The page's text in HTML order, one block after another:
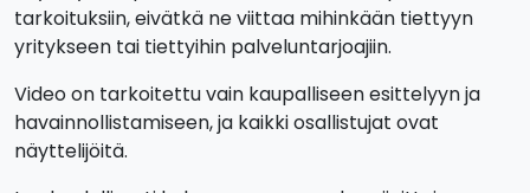
tarkoituksiin, eivätkä ne viittaa mihinkään tiettyyn
yritykseen tai tiettyihin palveluntarjoajiin.
Video on tarkoitettu vain kaupalliseen esittelyyn ja
havainnollistamiseen, ja kaikki osallistujat ovat
näyttelijöitä.